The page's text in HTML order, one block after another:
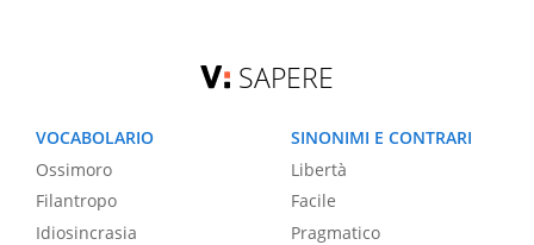
SAPERE
VOCABOLARIO
Ossimoro
Filantropo
Idiosincrasia
SINONIMI E CONTRARI
Libertà
Facile
Pragmatico